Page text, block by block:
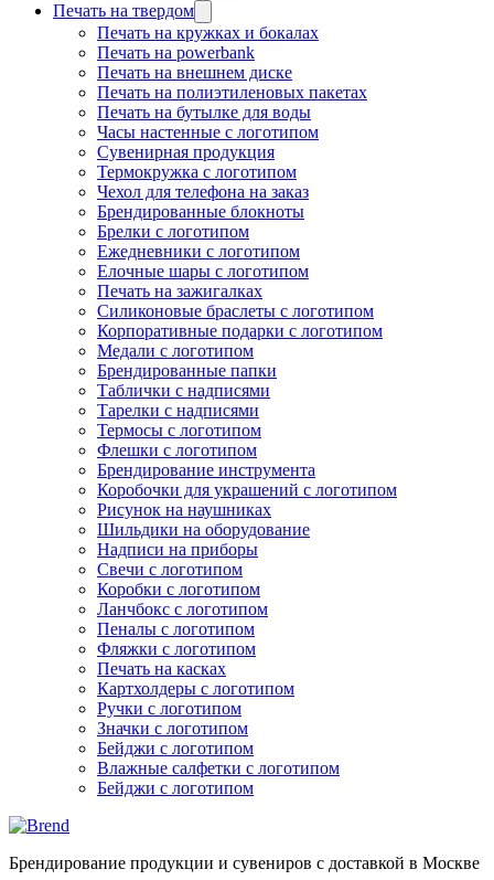
Печать на твердом
Печать на кружках и бокалах
Печать на powerbank
Печать на внешнем диске
Печать на полиэтиленовых пакетах
Печать на бутылке для воды
Часы настенные с логотипом
Сувенирная продукция
Термокружка с логотипом
Чехол для телефона на заказ
Брендированные блокноты
Брелки с логотипом
Ежедневники с логотипом
Елочные шары с логотипом
Печать на зажигалках
Силиконовые браслеты с логотипом
Корпоративные подарки с логотипом
Медали с логотипом
Брендированные папки
Таблички с надписями
Тарелки с надписями
Термосы с логотипом
Флешки с логотипом
Брендирование инструмента
Коробочки для украшений с логотипом
Рисунок на наушниках
Шильдики на оборудование
Надписи на приборы
Свечи с логотипом
Коробки с логотипом
Ланчбокс с логотипом
Пеналы с логотипом
Фляжки с логотипом
Печать на касках
Картхолдеры с логотипом
Ручки с логотипом
Значки с логотипом
Бейджи с логотипом
Влажные салфетки с логотипом
Бейджи с логотипом
Брендирование продукции и сувениров с доставкой в Москве